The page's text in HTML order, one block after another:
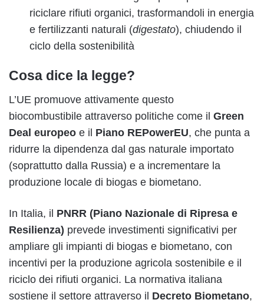
riciclare rifiuti organici, trasformandoli in energia
e fertilizzanti naturali (digestato), chiudendo il
ciclo della sostenibilità
Cosa dice la legge?
L’UE promuove attivamente questo
biocombustibile attraverso politiche come il Green
Deal europeo e il Piano REPowerEU, che punta a
ridurre la dipendenza dal gas naturale importato
(soprattutto dalla Russia) e a incrementare la
produzione locale di biogas e biometano.
In Italia, il PNRR (Piano Nazionale di Ripresa e
Resilienza) prevede investimenti significativi per
ampliare gli impianti di biogas e biometano, con
incentivi per la produzione agricola sostenibile e il
riciclo dei rifiuti organici. La normativa italiana
sostiene il settore attraverso il Decreto Biometano,